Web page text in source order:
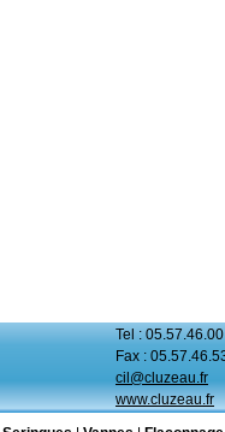
Tel :
Fax :
cil@cluzeau.fr
www.cluzeau.fr